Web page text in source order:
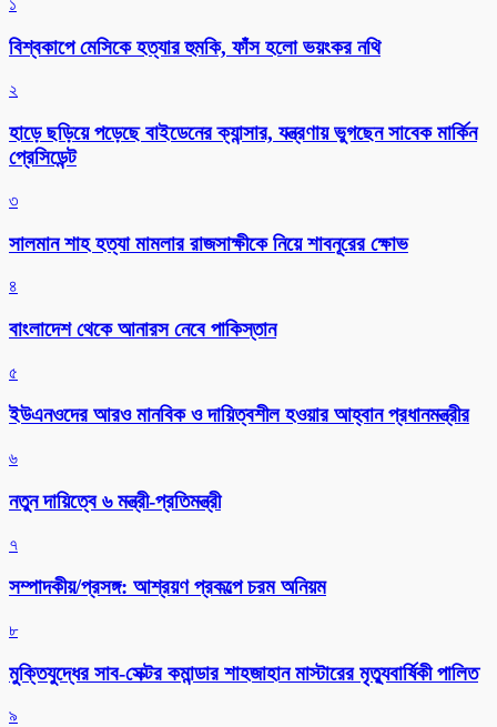
১
বিশ্বকাপে মেসিকে হত্যার হুমকি, ফাঁস হলো ভয়ংকর নথি
২
হাড়ে ছড়িয়ে পড়েছে বাইডেনের ক্যান্সার, যন্ত্রণায় ভুগছেন সাবেক মার্কিন
প্রেসিডেন্ট
৩
সালমান শাহ হত্যা মামলার রাজসাক্ষীকে নিয়ে শাবনূরের ক্ষোভ
৪
বাংলাদেশ থেকে আনারস নেবে পাকিস্তান
৫
ইউএনওদের আরও মানবিক ও দায়িত্বশীল হওয়ার আহ্বান প্রধানমন্ত্রীর
৬
নতুন দায়িত্বে ৬ মন্ত্রী-প্রতিমন্ত্রী
৭
সম্পাদকীয়/প্রসঙ্গ: আশ্রয়ণ প্রকল্পে চরম অনিয়ম
৮
মুক্তিযুদ্ধের সাব-সেক্টর কমান্ডার শাহজাহান মাস্টারের মৃত্যুবার্ষিকী পালিত
৯